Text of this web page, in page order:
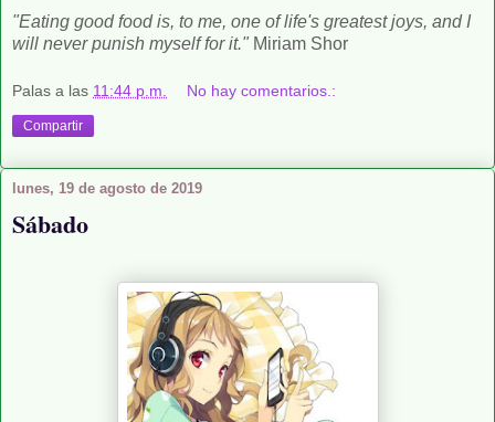
"Eating good food is, to me, one of life's greatest joys, and I
will never punish myself for it." Miriam Shor
Palas a las 11:44 p.m. No hay comentarios.:
Compartir
lunes, 19 de agosto de 2019
Sábado